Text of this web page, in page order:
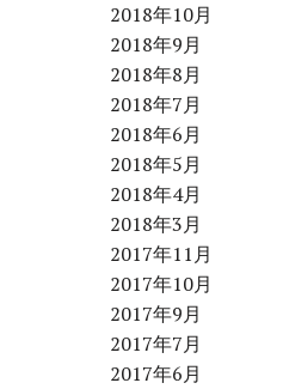
2018年10月
2018年9月
2018年8月
2018年7月
2018年6月
2018年5月
2018年4月
2018年3月
2017年11月
2017年10月
2017年9月
2017年7月
2017年6月